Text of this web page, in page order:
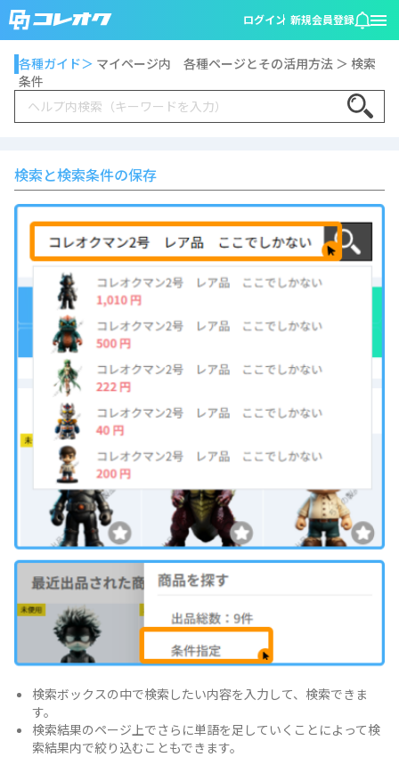
ログイン 新規会員登録
各種ガイド＞ マイページ内 各種ページとその活用方法 ＞ 検索
条件
Search
検索と検索条件の保存
検索ボックスの中で検索したい内容を入力して、検索できま
す。
検索結果のページ上でさらに単語を足していくことによって検
索結果内で絞り込むこともできます。